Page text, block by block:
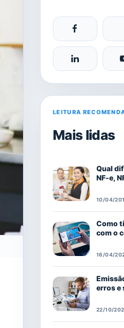
LEITURA
Mais lidas
Qual
NF-e,
10/04/
Como
com o
16/04/
erros e
22/10/